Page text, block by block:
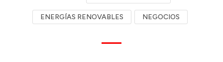
ENERGÍAS RENOVABLES NEGOCIOS